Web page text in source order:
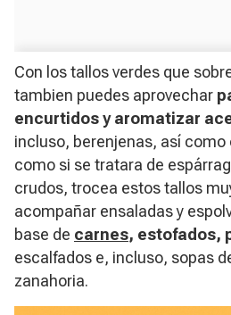
Con los tallos verdes que
tambien puedes aprovechar
encurtidos y aromatizar
incluso, berenjenas, así
como si se tratara de
crudos, trocea estos tallos
acompañar ensaladas y
base de carnes, estofados,
escalfados e, incluso, sopas
zanahoria.